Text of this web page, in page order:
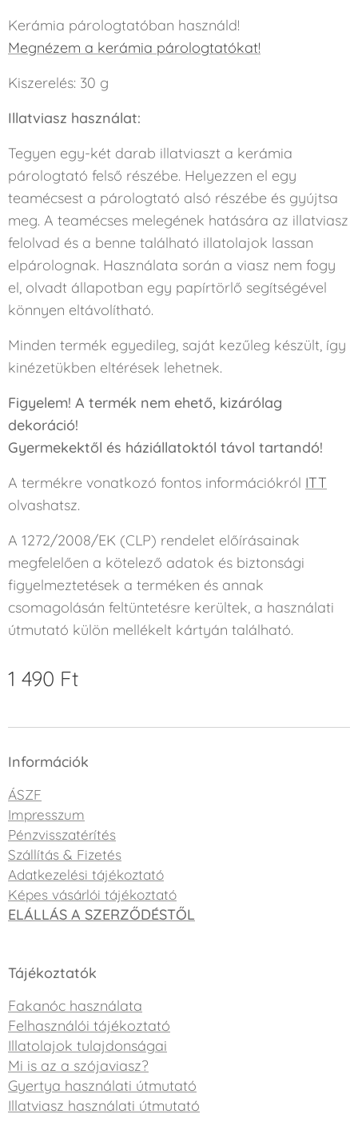
Kerámia párologtatóban használd!
Megnézem a kerámia párologtatókat!
Kiszerelés: 30 g
Illatviasz használat:
Tegyen egy-két darab illatviaszt a kerámia
párologtató felső részébe. Helyezzen el egy
teamécsest a párologtató alsó részébe és gyújtsa
meg. A teamécses melegének hatására az illatviasz
felolvad és a benne található illatolajok lassan
elpárolognak. Használata során a viasz nem fogy
el, olvadt állapotban egy papírtörlő segítségével
könnyen eltávolítható.
Minden termék egyedileg, saját kezűleg készült, így
kinézetükben eltérések lehetnek.
Figyelem! A termék nem ehető, kizárólag
dekoráció!
Gyermekektől és háziállatoktól távol tartandó!
A termékre vonatkozó fontos információkról ITT
olvashatsz.
A 1272/2008/EK (CLP) rendelet előírásainak
megfelelően a kötelező adatok és biztonsági
figyelmeztetések a terméken és annak
csomagolásán feltüntetésre kerültek, a használati
útmutató külön mellékelt kártyán található.
1 490 Ft
Információk
ÁSZF
Impresszum
Pénzvisszatérítés
Szállítás & Fizetés
Adatkezelési tájékoztató
Képes vásárlói tájékoztató
ELÁLLÁS A SZERZŐDÉSTŐL
Tájékoztatók
Fakanóc használata
Felhasználói tájékoztató
Illatolajok tulajdonságai
Mi is az a szójaviasz?
Gyertya használati útmutató
Illatviasz használati útmutató